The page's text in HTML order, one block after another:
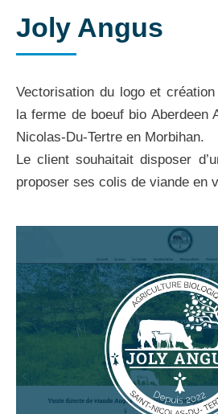
Joly Angus
Vectorisation du logo et
la ferme de boeuf bio Aberdeen
Nicolas-Du-Tertre en Morbihan.
Le client souhaitait disposer
proposer ses colis de viande en